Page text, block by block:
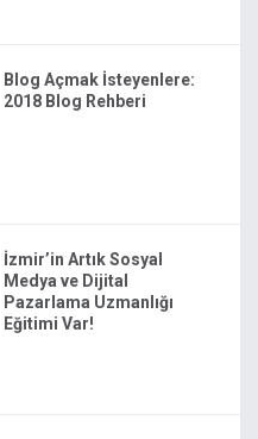
Blog Açmak İsteyenlere:
2018 Blog Rehberi
İzmir’in Artık Sosyal
Medya ve Dijital
Pazarlama Uzmanlığı
Eğitimi Var!